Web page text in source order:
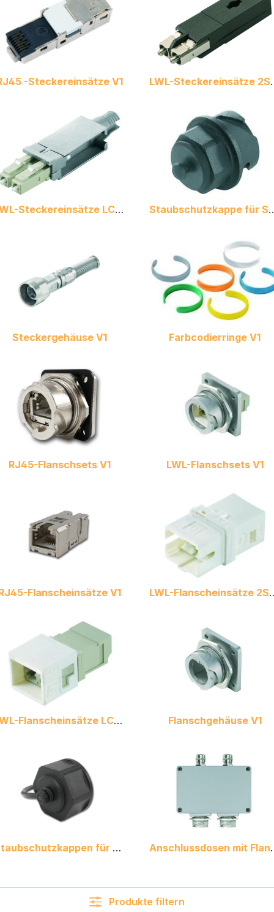
-Steckereinsätze V1 LWL-
LWL-Steckereinsätze LC-D V1
Steckergehäuse V1 Farbcodierringe V1
RJ45-Flanschsets V1 LWL-Flanschsets V1
Flanscheinsätze V1 LWL-
LWL-Flanscheinsätze LC-D V1 Flanschgehäuse V1
Staubschutzkappen für Flansche V1
Produkte filtern